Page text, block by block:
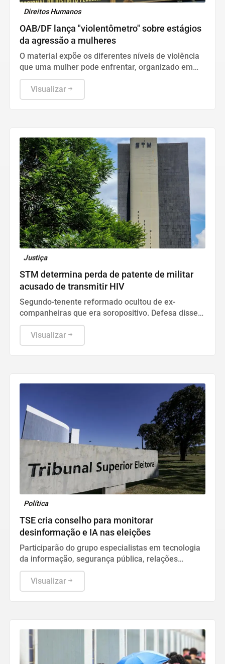
Direitos Humanos
OAB/DF lança "violentômetro" sobre estágios
da agressão a mulheres
O material expõe os diferentes níveis de violência
que uma mulher pode enfrentar, organizado em
três estágios: "Fique Atenta", "Proteja-se" e "Fuja".
Visualizar
Justiça
STM determina perda de patente de militar
acusado de transmitir HIV
Segundo-tenente reformado ocultou de ex-
companheiras que era soropositivo. Defesa disse
que conduta diz respeito à vida privada do acusado
e não tem relação com a função no Exército.
Visualizar
Política
TSE cria conselho para monitorar
desinformação e IA nas eleições
Participarão do grupo especialistas em tecnologia
da informação, segurança pública, relações
internacionais e saúde pública. Os nomes ainda
não foram escolhidos pelo TSE.
Visualizar